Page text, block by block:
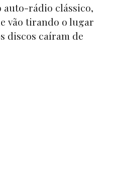
auto-rádio clássico,
vão tirando o lugar
discos caíram de